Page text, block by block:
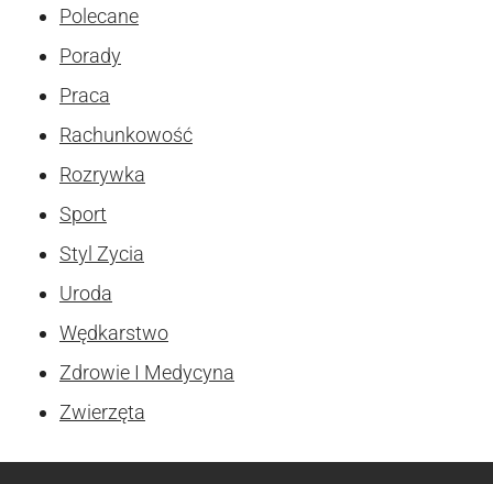
Polecane
Porady
Praca
Rachunkowość
Rozrywka
Sport
Styl Zycia
Uroda
Wędkarstwo
Zdrowie I Medycyna
Zwierzęta